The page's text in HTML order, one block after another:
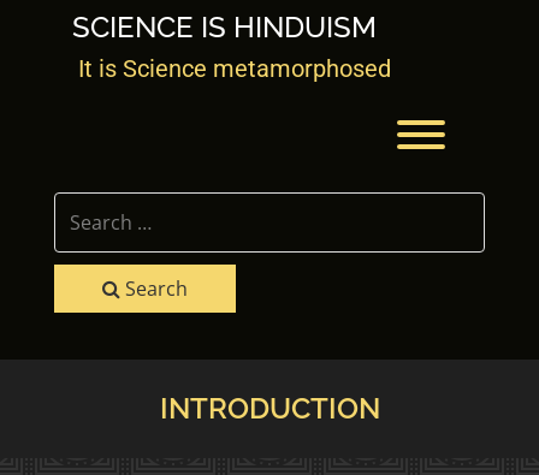
SCIENCE IS HINDUISM
It is Science metamorphosed
Search
INTRODUCTION